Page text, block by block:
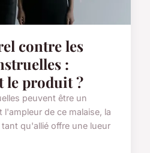
contre les
:
le produit ?
peuvent être un
l'ampleur de ce malaise, la
qu'allié offre une lueur